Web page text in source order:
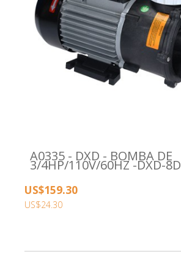
A0335 - DXD - BOMBA DE
3/4HP/110V/60HZ -DXD-8D
US$159.30
US$24.30